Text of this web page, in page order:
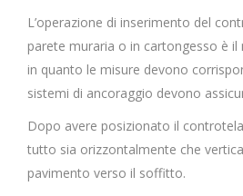
L’operazione di inserimento del
parete muraria o in cartongesso è
in quanto le misure devono
sistemi di ancoraggio devono
Dopo avere posizionato il
tutto sia orizzontalmente che
pavimento verso il soffitto.